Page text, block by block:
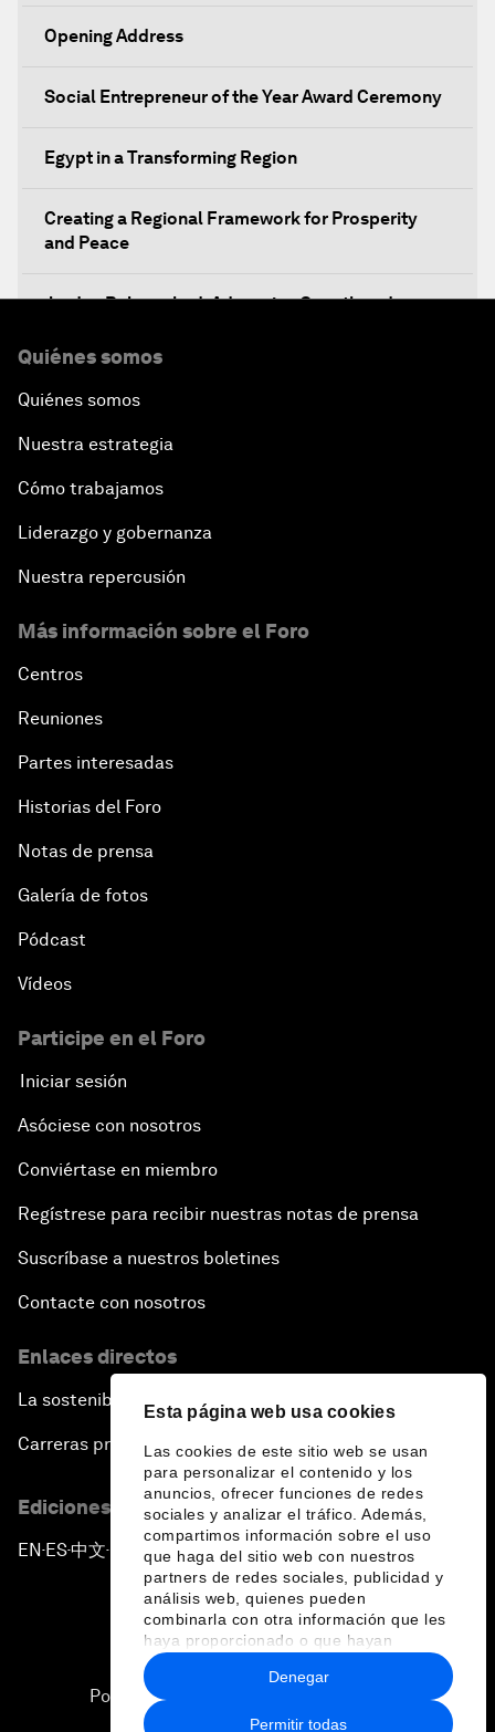
Esta página web usa cookies
Las cookies de este sitio web se usan
para personalizar el contenido y los
anuncios, ofrecer funciones de redes
sociales y analizar el tráfico. Además,
compartimos información sobre el uso
que haga del sitio web con nuestros
partners de redes sociales, publicidad y
análisis web, quienes pueden
combinarla con otra información que les
haya proporcionado o que hayan
recopilado a partir del uso que haya
hecho de sus servicios.
Permitir todas
Denegar
Opening Address
Social Entrepreneur of the Year Award Ceremony
Egypt in a Transforming Region
Creating a Regional Framework for Prosperity
and Peace
Jordan Relaunched: Advancing Growth and
The Future of Jobs
Iraq's Twin Challenges
The Youth Imperative
The Reform Agenda
Morocco’s Roadmap
Addressing Digital Extremism
Responding to the Refugee Crisis
Addressing Violent Extremism: A Shared
Closing
Quiénes somos
Quiénes somos
Nuestra estrategia
Cómo trabajamos
Liderazgo y gobernanza
Nuestra repercusión
Más información sobre el Foro
Centros
Reuniones
Partes interesadas
Historias del Foro
Notas de prensa
Galería de fotos
Pódcast
Vídeos
Participe en el Foro
Iniciar sesión
Asóciese con nosotros
Conviértase en miembro
Regístrese para recibir nuestras notas de prensa
Suscríbase a nuestros boletines
Contacte con nosotros
Enlaces directos
La sostenibilidad en el Foro
Carreras profesionales
Ediciones en otros idiomas
EN ▪ES▪中文▪ 日本語
Política de privacidad y normas de uso